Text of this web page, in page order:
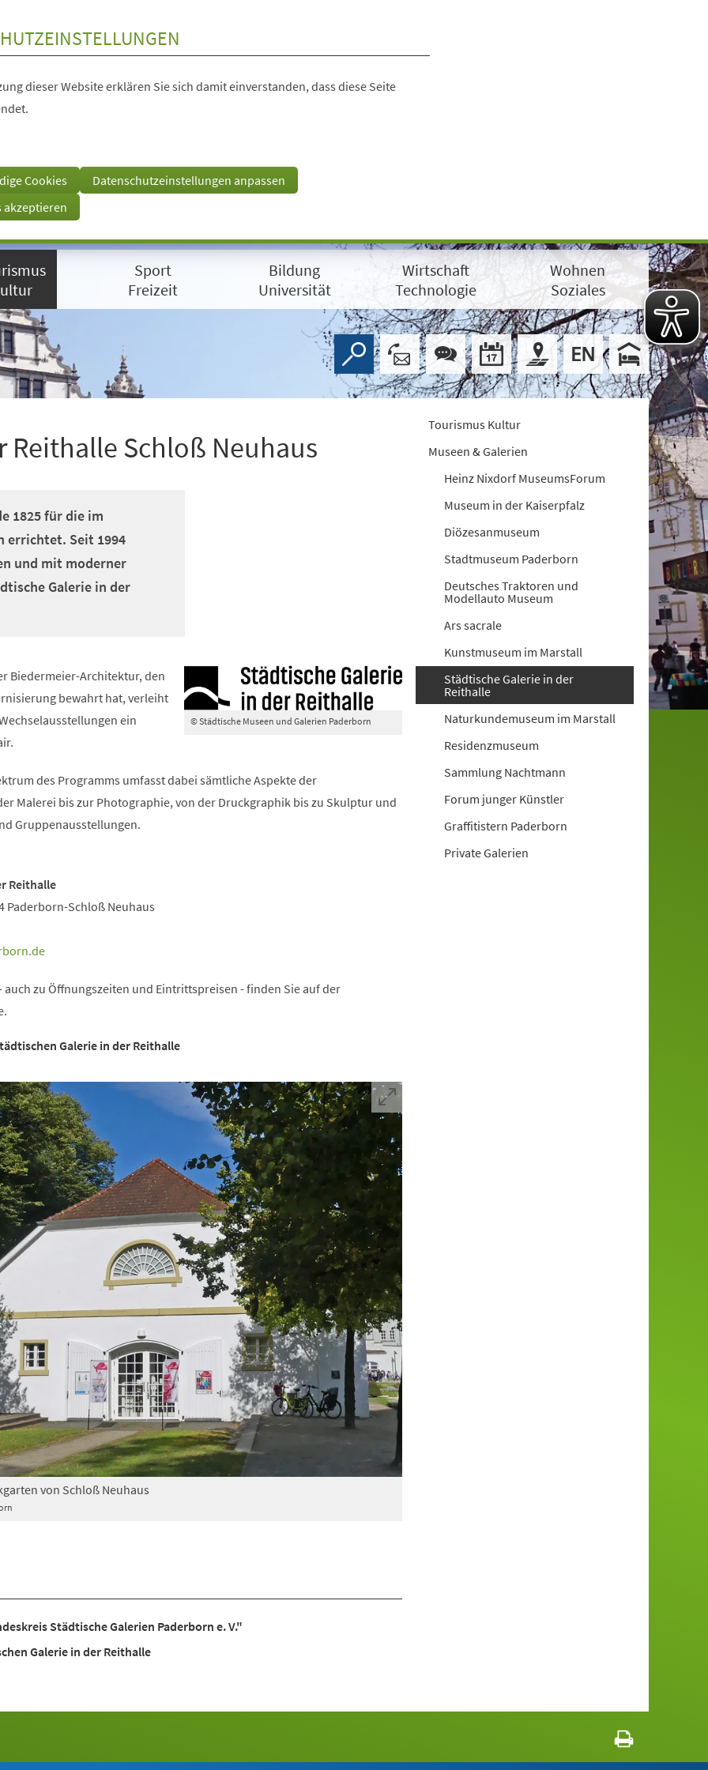
dieser Website erklären Sie sich damit einverstanden, dass diese Seite
Cookies
Datenschutzeinstellungen anpassen
akzeptieren
Sport
Freizeit
Bildung
Universität
Wirtschaft
Technologie
Wohnen
Soziales
Reithalle Schloß Neuhaus
1825 für die im
errichtet. Seit 1994
und mit moderner
Galerie in der
© Städtische Museen und Galerien Paderborn
Biedermeier-Architektur, den
bewahrt hat, verleiht
ein
des Programms umfasst dabei sämtliche Aspekte der
Malerei bis zur Photographie, von der Druckgraphik bis zu Skulptur und
Gruppenausstellungen.
Reithalle
Paderborn-Schloß Neuhaus
de
zu Öffnungszeiten und Eintrittspreisen - finden Sie auf der
Galerie in der Reithalle
von Schloß Neuhaus
Städtische Galerien Paderborn e. V."
Galerie in der Reithalle
Tourismus Kultur
Museen & Galerien
Heinz Nixdorf MuseumsForum
Museum in der Kaiserpfalz
Diözesanmuseum
Stadtmuseum Paderborn
Deutsches Traktoren und
Modellauto Museum
Ars sacrale
Kunstmuseum im Marstall
Städtische Galerie in der
Reithalle
Naturkundemuseum im Marstall
Residenzmuseum
Sammlung Nachtmann
Forum junger Künstler
Graffitistern Paderborn
Private Galerien